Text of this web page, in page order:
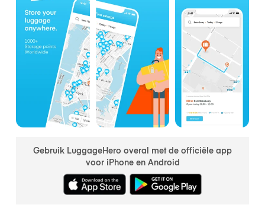
Gebruik LuggageHero overal met de officiële app
voor iPhone en Android